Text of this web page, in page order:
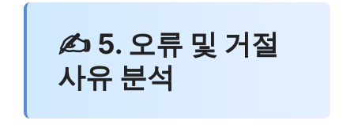
✍ 5. 오류 및 거절
사유 분석